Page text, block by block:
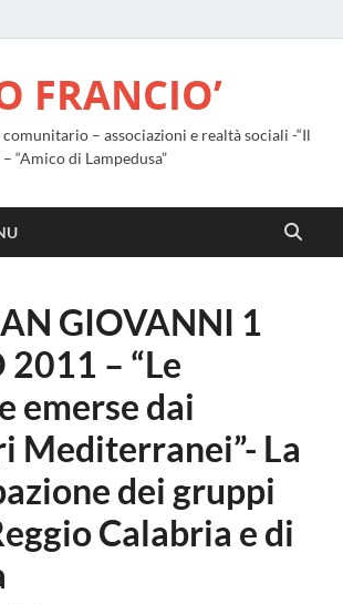
FRANCIO’
– associazioni e realtà sociali -“Il
“Amico di Lampedusa”
GIOVANNI 1
– “Le
emerse dai
Mediterranei”- La
dei gruppi
Calabria e di